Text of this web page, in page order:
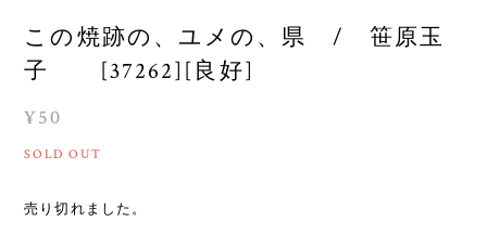
この焼跡の、ユメの、県 / 笹原玉
子 [37262][良好]
¥50
SOLD OUT
売り切れました。